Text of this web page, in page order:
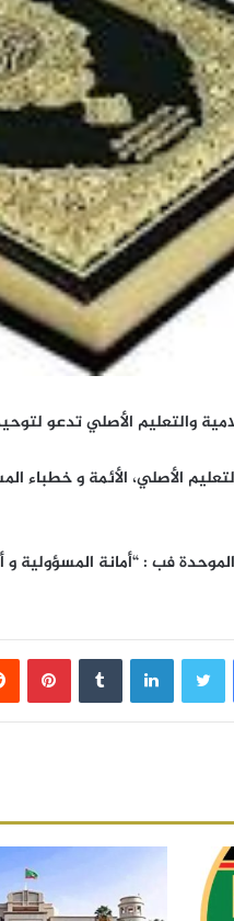
والتعليم الأصلي تدعو
الأصلي، الأئمة و
فب : “أمانة المسؤولية
فيسبوك لينكدإن بينتيريست